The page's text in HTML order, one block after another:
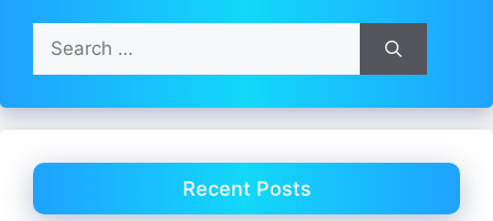
Search
for:
Recent Posts